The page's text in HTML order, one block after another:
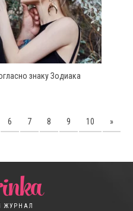
знаку Зодиака
6 7 8 9 10 »
ЖУРНАЛ